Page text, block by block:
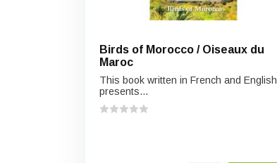
Birds of Morocco / Oiseaux du
Maroc
This book written in French and English
presents...